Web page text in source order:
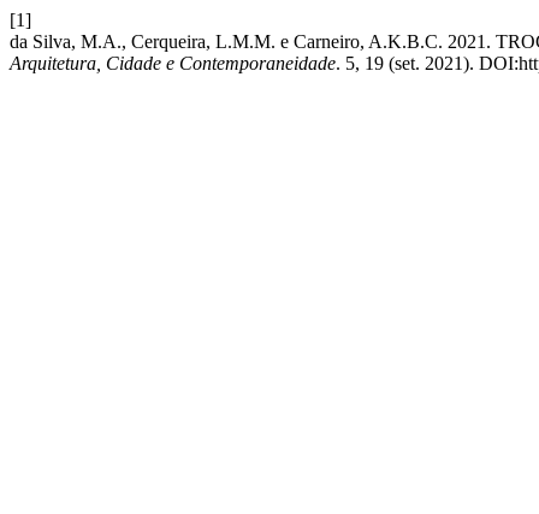
[1]
da Silva, M.A., Cerqueira, L.M.M. e Carneiro, A.K.B.C. 2021.
Arquitetura, Cidade e Contemporaneidade. 5, 19 (set. 2021).